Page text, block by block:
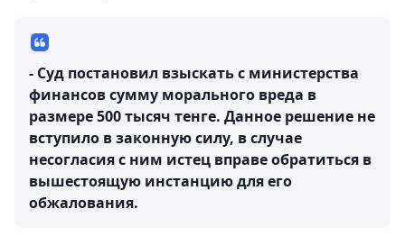
- Суд постановил взыскать с министерства
финансов сумму морального вреда в
размере 500 тысяч тенге. Данное решение не
вступило в законную силу, в случае
несогласия с ним истец вправе обратиться в
вышестоящую инстанцию для его
обжалования.